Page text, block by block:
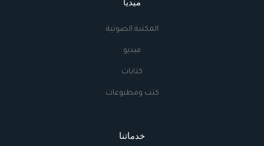
ميديا
المكتبة الصوتية
فيديو
كتابات
كتب ومطبوعات
خدماتنا